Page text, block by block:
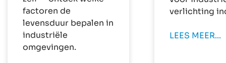
factoren de
levensduur bepalen in
industriële
omgevingen.
verlichting
LEES MEER...